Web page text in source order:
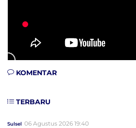
KOMENTAR
TERBARU
Sulsel 06 Agustus 2026 19:40